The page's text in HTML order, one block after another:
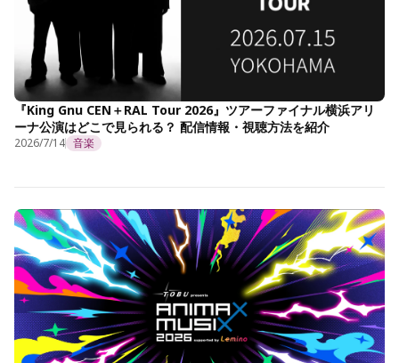
『King Gnu CEN＋RAL Tour 2026』ツアーファイナル横浜アリ
ーナ公演はどこで見られる？ 配信情報・視聴方法を紹介
2026/7/14 音楽